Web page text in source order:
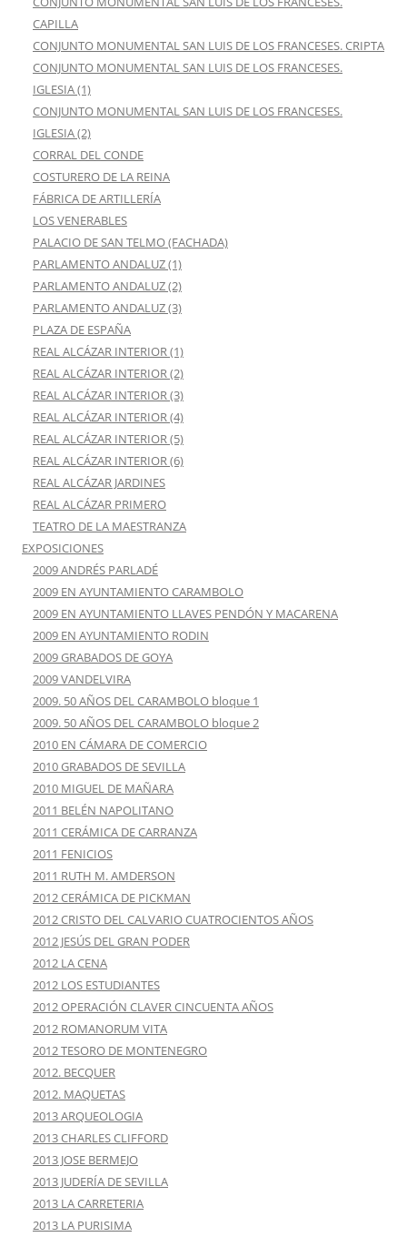
CAPILLA
CONJUNTO MONUMENTAL SAN LUIS DE LOS FRANCESES. CRIPTA
CONJUNTO MONUMENTAL SAN LUIS DE LOS FRANCESES.
IGLESIA (1)
CONJUNTO MONUMENTAL SAN LUIS DE LOS FRANCESES.
IGLESIA (2)
CORRAL DEL CONDE
COSTURERO DE LA REINA
FÁBRICA DE ARTILLERÍA
LOS VENERABLES
PALACIO DE SAN TELMO (FACHADA)
PARLAMENTO ANDALUZ (1)
PARLAMENTO ANDALUZ (2)
PARLAMENTO ANDALUZ (3)
PLAZA DE ESPAÑA
REAL ALCÁZAR INTERIOR (1)
REAL ALCÁZAR INTERIOR (2)
REAL ALCÁZAR INTERIOR (3)
REAL ALCÁZAR INTERIOR (4)
REAL ALCÁZAR INTERIOR (5)
REAL ALCÁZAR INTERIOR (6)
REAL ALCÁZAR JARDINES
REAL ALCÁZAR PRIMERO
TEATRO DE LA MAESTRANZA
EXPOSICIONES
2009 ANDRÉS PARLADÉ
2009 EN AYUNTAMIENTO CARAMBOLO
2009 EN AYUNTAMIENTO LLAVES PENDÓN Y MACARENA
2009 EN AYUNTAMIENTO RODIN
2009 GRABADOS DE GOYA
2009 VANDELVIRA
2009. 50 AÑOS DEL CARAMBOLO bloque 1
2009. 50 AÑOS DEL CARAMBOLO bloque 2
2010 EN CÁMARA DE COMERCIO
2010 GRABADOS DE SEVILLA
2010 MIGUEL DE MAÑARA
2011 BELÉN NAPOLITANO
2011 CERÁMICA DE CARRANZA
2011 FENICIOS
2011 RUTH M. AMDERSON
2012 CERÁMICA DE PICKMAN
2012 CRISTO DEL CALVARIO CUATROCIENTOS AÑOS
2012 JESÚS DEL GRAN PODER
2012 LA CENA
2012 LOS ESTUDIANTES
2012 OPERACIÓN CLAVER CINCUENTA AÑOS
2012 ROMANORUM VITA
2012 TESORO DE MONTENEGRO
2012. BECQUER
2012. MAQUETAS
2013 ARQUEOLOGIA
2013 CHARLES CLIFFORD
2013 JOSE BERMEJO
2013 JUDERÍA DE SEVILLA
2013 LA CARRETERIA
2013 LA PURISIMA